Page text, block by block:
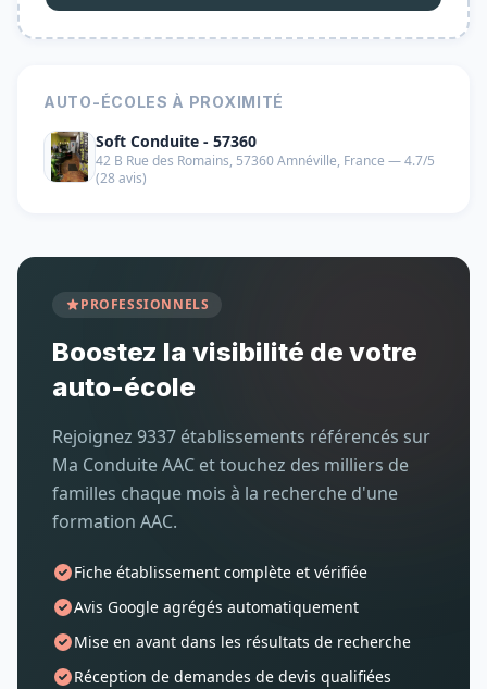
AUTO-ÉCOLES À PROXIMITÉ
Soft Conduite - 57360
42 B Rue des Romains, 57360 Amnéville, France — 4.7/5
(28 avis)
PROFESSIONNELS
Boostez la visibilité de votre
auto-école
Rejoignez 9337 établissements référencés sur
Ma Conduite AAC et touchez des milliers de
familles chaque mois à la recherche d'une
formation AAC.
Fiche établissement complète et vérifiée
Avis Google agrégés automatiquement
Mise en avant dans les résultats de recherche
Réception de demandes de devis qualifiées